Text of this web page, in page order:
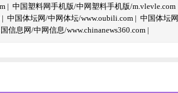
| 中国塑料网手机版/中网塑料手机版/m.vlevle.com
| 中国体坛网/中网体坛/www.oubili.com | 中国体坛
信息网/中网信息/www.chinanews360.com |